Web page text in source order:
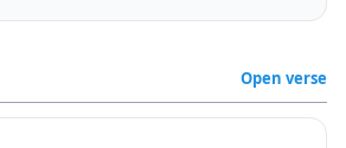
Open verse